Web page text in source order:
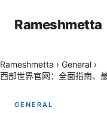
Rameshmetta
Rameshmetta › General ›
西部世界官网：全面指南、
GENERAL